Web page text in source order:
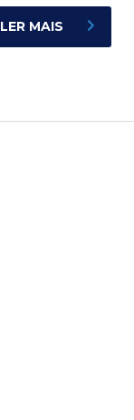
LER MAIS